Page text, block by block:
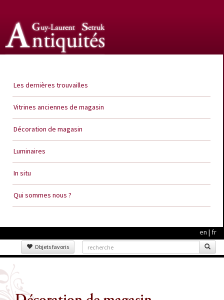
Les dernières trouvailles
Vitrines anciennes de magasin
Décoration de magasin
Luminaires
In situ
Qui sommes nous ?
en | fr
Objets favoris